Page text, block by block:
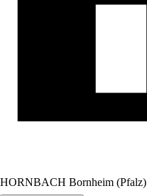
HORNBACH Bornheim (Pfalz)